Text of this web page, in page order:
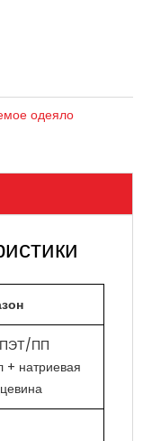
одеяло
ПЭТ/ПП
+ натриевая